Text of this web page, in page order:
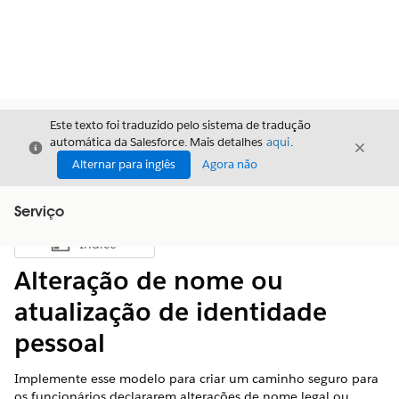
Fechar
Este texto foi traduzido pelo sistema de tradução
automática da Salesforce. Mais detalhes aqui.
Alternar para inglês
Agora não
Fechar
Serviço
Mostrar índice
Índice
Alteração de nome ou
atualização de identidade
pessoal
Implemente esse modelo para criar um caminho seguro para